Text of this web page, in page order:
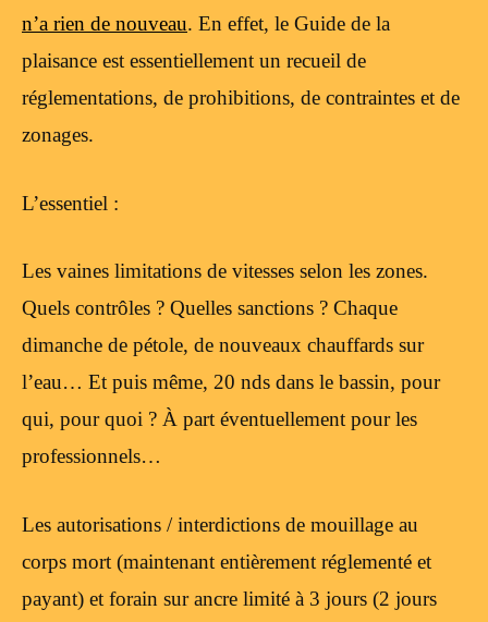
n’a rien de nouveau. En effet, le Guide de la
plaisance est essentiellement un recueil de
réglementations, de prohibitions, de contraintes et de
zonages.
L’essentiel :
Les vaines limitations de vitesses selon les zones.
Quels contrôles ? Quelles sanctions ? Chaque
dimanche de pétole, de nouveaux chauffards sur
l’eau… Et puis même, 20 nds dans le bassin, pour
qui, pour quoi ? À part éventuellement pour les
professionnels…
Les autorisations / interdictions de mouillage au
corps mort (maintenant entièrement réglementé et
payant) et forain sur ancre limité à 3 jours (2 jours